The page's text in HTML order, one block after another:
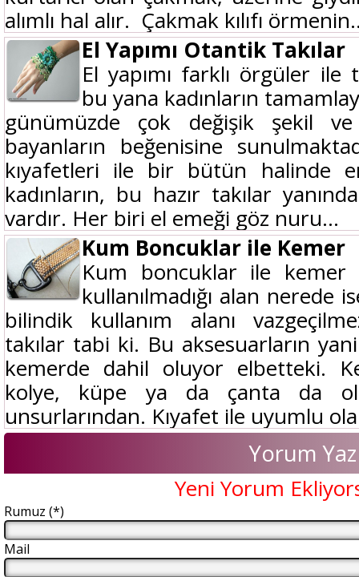
alımlı hal alır. Çakmak kılıfı
El Yapımı Otantik Takılar
El yapımı farklı örgüler ile
bu yana kadınların
günümüzde çok değişik şekil
bayanların beğenisine
kıyafetleri ile bir bütün halinde
kadınların, bu hazır takılar
vardır. Her biri el emeği göz nuru...
Kum Boncuklar ile Kemer
Kum boncuklar ile kemer
kullanılmadığı alan nerede
bilindik kullanım alanı
takılar tabi ki. Bu aksesuarların
kemerde dahil oluyor elbetteki.
kolye, küpe ya da çanta da
unsurlarından. Kıyafet ile uyumlu
Yorum Yaz
Yeni Yorum
Rumuz (*)
Mail